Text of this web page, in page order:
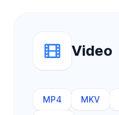
Video
MP4 MKV